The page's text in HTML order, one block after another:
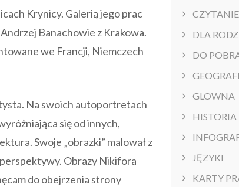
Krynicy. Galerią jego prac
Banachowie z Krakowa.
we Francji, Niemczech
Na swoich autoportretach
się od innych,
Swoje „obrazki” malował z
Obrazy Nikifora
do obejrzenia strony
CZYTANIE
DLA
DO
GLOWNA
HISTORIA
JĘZYKI
KARTY